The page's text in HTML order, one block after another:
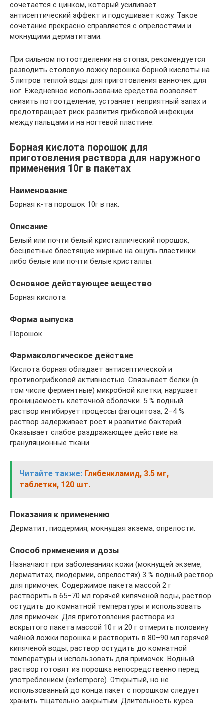
сочетается с цинком, который усиливает
антисептический эффект и подсушивает кожу. Такое
сочетание прекрасно справляется с опрелостями и
мокнущими дерматитами.
При сильном потоотделении на стопах, рекомендуется
разводить столовую ложку порошка борной кислоты на
5 литров теплой воды для приготовления ванночек для
ног. Ежедневное использование средства позволяет
снизить потоотделение, устраняет неприятный запах и
предотвращает риск развития грибковой инфекции
между пальцами и на ногтевой пластине.
Борная кислота порошок для
приготовления раствора для наружного
применения 10г в пакетах
Наименование
Борная к-та порошок 10г в пак.
Описание
Белый или почти белый кристаллический порошок,
бесцветные блестящие жирные на ощупь пластинки
либо белые или почти белые кристаллы.
Основное действующее вещество
Борная кислота
Форма выпуска
Порошок
Фармакологическое действие
Кислота борная обладает антисептической и
противогрибковой активностью. Связывает белки (в
том числе ферментные) микробной клетки, нарушает
проницаемость клеточной оболочки. 5 % водный
раствор ингибирует процессы фагоцитоза, 2–4 %
раствор задерживает рост и развитие бактерий.
Оказывает слабое раздражающее действие на
грануляционные ткани.
Читайте также: Глибенкламид, 3.5 мг,
таблетки, 120 шт.
Показания к применению
Дерматит, пиодермия, мокнущая экзема, опрелости.
Способ применения и дозы
Назначают при заболеваниях кожи (мокнущей экземе,
дерматитах, пиодермии, опрелостях) 3 % водный раствор
для примочек. Содержимое пакета массой 2 г
растворить в 65–70 мл горячей кипяченой воды, раствор
остудить до комнатной температуры и использовать
для примочек. Для приготовления раствора из
вскрытого пакета массой 10 г и 20 г отмерить половину
чайной ложки порошка и растворить в 80–90 мл горячей
кипяченой воды, раствор остудить до комнатной
температуры и использовать для примочек. Водный
раствор готовят из порошка непосредственно перед
употреблением (extempore). Открытый, но не
использованный до конца пакет с порошком следует
хранить тщательно закрытым. Длительность курса